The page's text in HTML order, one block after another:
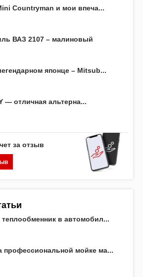
Countryman и мои впеча...
ВАЗ 2107 – малиновый
японце – Mitsub...
— отличная альтерна...
за отзыв
теплообменник в автомобил...
профессиональной мойке ма...